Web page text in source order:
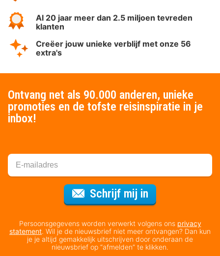
Al 20 jaar meer dan 2.5 miljoen tevreden
klanten
Creëer jouw unieke verblijf met onze 56
extra's
Ontvang net als 90.000 anderen, unieke
promoties en de tofste reisinspiratie in je
inbox!
Schrijf mij in
Persoonsgegevens worden verwerkt volgens ons privacy
statement. Wil je de nieuwsbrief niet meer ontvangen? Dan kun
je je altijd gemakkelijk uitschrijven door onderaan de
nieuwsbrief op “afmelden” te klikken.